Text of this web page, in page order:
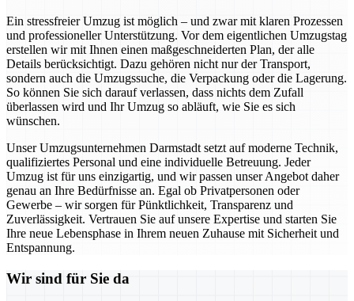
Ein stressfreier Umzug ist möglich – und zwar mit klaren Prozessen
und professioneller Unterstützung. Vor dem eigentlichen Umzugstag
erstellen wir mit Ihnen einen maßgeschneiderten Plan, der alle
Details berücksichtigt. Dazu gehören nicht nur der Transport,
sondern auch die Umzugssuche, die Verpackung oder die Lagerung.
So können Sie sich darauf verlassen, dass nichts dem Zufall
überlassen wird und Ihr Umzug so abläuft, wie Sie es sich
wünschen.
Unser Umzugsunternehmen Darmstadt setzt auf moderne Technik,
qualifiziertes Personal und eine individuelle Betreuung. Jeder
Umzug ist für uns einzigartig, und wir passen unser Angebot daher
genau an Ihre Bedürfnisse an. Egal ob Privatpersonen oder
Gewerbe – wir sorgen für Pünktlichkeit, Transparenz und
Zuverlässigkeit. Vertrauen Sie auf unsere Expertise und starten Sie
Ihre neue Lebensphase in Ihrem neuen Zuhause mit Sicherheit und
Entspannung.
Wir sind für Sie da